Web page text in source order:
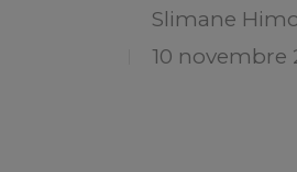
Slimane
10 novembre